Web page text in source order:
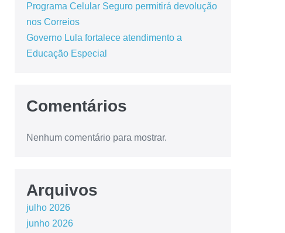
Programa Celular Seguro permitirá devolução
nos Correios
Governo Lula fortalece atendimento a
Educação Especial
Comentários
Nenhum comentário para mostrar.
Arquivos
julho 2026
junho 2026